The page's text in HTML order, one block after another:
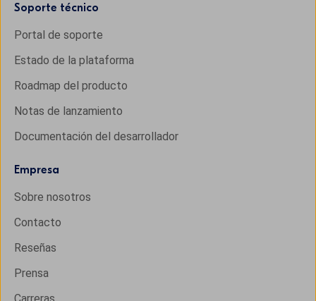
Soporte técnico
Portal de soporte
Estado de la plataforma
Roadmap del producto
Notas de lanzamiento
Documentación del desarrollador
Empresa
Sobre nosotros
Contacto
Reseñas
Prensa